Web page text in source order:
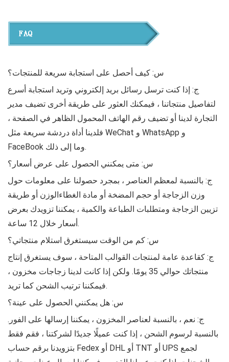
س: كيف أحصل على استجابة سريعة للمنتجات؟
ج: إذا كنت ترسل رسائل بريد إلكتروني وتريد استجابة أسرع
لتفاصيل منتجاتنا ، فيمكنك العثور على طريقة أخرى تضيف مدير
التجارة لدينا أو تضيف رقم الهاتف المحمول الظاهر في الصفحة ،
فلدينا أداة دردشة سريعة مثل WeChat و WhatsApp و
FaceBook وما إلى ذلك.
س: متى يمكنني الحصول على عرض أسعار؟
ج: بالنسبة لمعظم العناصر ، بمجرد حصولنا على معلومات حول
وزن الزجاجة أو حجم المضخة أو مادة الغطاءالوزن أو طريقة
تزيين الزجاجة ومتطلبات الطباعة والكمية ، يمكننا تزويدك بعرض
أسعار خلال 12 ساعة.
س: كم من الوقت سيستغرق استلام منتجاتي؟
ج: كقاعدة عامة لمنتجات القوالب المتاحة ، سوف يستغرق إنتاج
منتجاتك حوالي 35 يومًا. ولكن إذا كانت لدينا زجاجات مخزون ،
فيمكننا ترتيب الشحن كما تريد.
س: هل يمكنني الحصول على عينة؟
ج: نعم ، بالنسبة لعناصر المخزون ، يمكننا إرسالها على الفور.
بالنسبة لرسوم الشحن ، إذا كنت عميلًا جديدًا لشركتنا ، فقم فقط
بتزويدنا برقم حساب Fedex أو DHL أو TNT أو UPS لجمع